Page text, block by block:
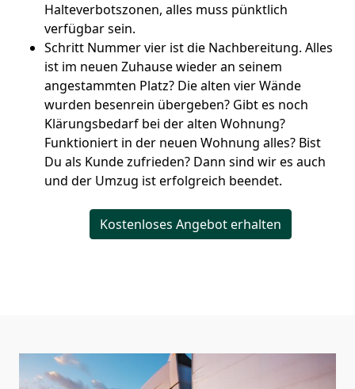
Halteverbotszonen, alles muss pünktlich
verfügbar sein.
Schritt Nummer vier ist die Nachbereitung. Alles
ist im neuen Zuhause wieder an seinem
angestammten Platz? Die alten vier Wände
wurden besenrein übergeben? Gibt es noch
Klärungsbedarf bei der alten Wohnung?
Funktioniert in der neuen Wohnung alles? Bist
Du als Kunde zufrieden? Dann sind wir es auch
und der Umzug ist erfolgreich beendet.
Kostenloses Angebot erhalten